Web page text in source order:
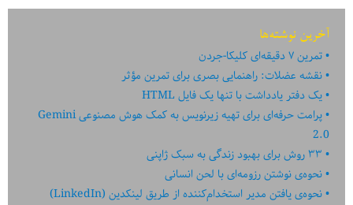
آخرین نوشته‌ها
تمرین ۷ دقیقه‌ای کلیکا-جردن
نقشه عضلات: راهنمایی بصری برای تمرین مؤثر
یک دفتر یادداشت با تنها یک فایل HTML
پرامت حرفه‌ای برای تهیه زیرنویس به کمک هوش مصنوعی Gemini
2.0
۳۳ روش برای بهبود زندگی به سبک ژاپنی
نحوه‌ی نوشتن رزومه‌ای با لحن انسانی
نحوه‌ی یافتن مدیر استخدام‌کننده از طریق لینکدین (LinkedIn)